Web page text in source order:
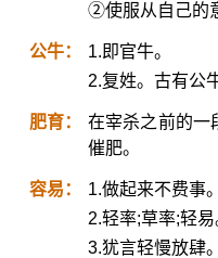
②使服从自己的
公牛：
1.即官牛。
2.复姓。古有公
肥育：
在宰杀之前的一
催肥。
容易：
1.做起来不费事。
2.轻率;草率;轻易
3.犹言轻慢放肆。